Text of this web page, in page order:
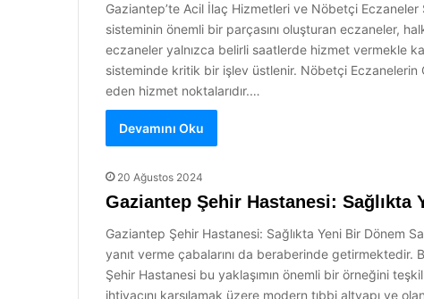
Gaziantep’te Acil İlaç Hizmetleri ve Nöbetçi
sisteminin önemli bir parçasını oluşturan eczaneler,
eczaneler yalnızca belirli saatlerde hizmet vermekle
sisteminde kritik bir işlev üstlenir. Nöbetçi
eden hizmet noktalarıdır.…
Devamını Oku
20 Ağustos 2024
Gaziantep Şehir Hastanesi: Sağlıkta
Gaziantep Şehir Hastanesi: Sağlıkta Yeni Bir Dönem
yanıt verme çabalarını da beraberinde getirmektedir.
Şehir Hastanesi bu yaklaşımın önemli bir örneğini
ihtiyacını karşılamak üzere modern tıbbi altyapı ve